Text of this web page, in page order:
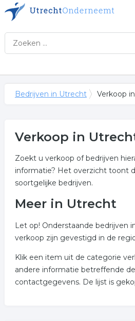
Bedrijven in Utrecht Verkoop
Verkoop in
Zoekt u verkoop of bedrijven
informatie? Het overzicht toont
soortgelijke bedrijven.
Meer in Utrecht
Let op! Onderstaande bedrijven
verkoop zijn gevestigd in de
Klik een item uit de categorie
andere informatie betreffende
contactgegevens. De lijst is